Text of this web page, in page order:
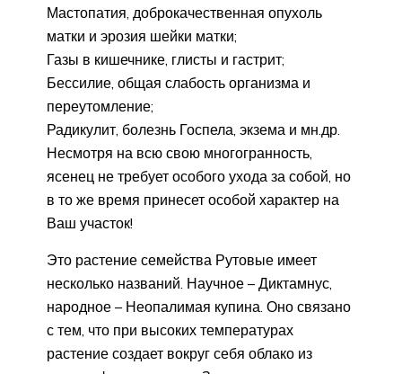
Мастопатия, доброкачественная опухоль
матки и эрозия шейки матки;
Газы в кишечнике, глисты и гастрит;
Бессилие, общая слабость организма и
переутомление;
Радикулит, болезнь Госпела, экзема и мн.др.
Несмотря на всю свою многогранность,
ясенец не требует особого ухода за собой, но
в то же время принесет особой характер на
Ваш участок!
Это растение семейства Рутовые имеет
несколько названий. Научное – Диктамнус,
народное – Неопалимая купина. Оно связано
с тем, что при высоких температурах
растение создает вокруг себя облако из